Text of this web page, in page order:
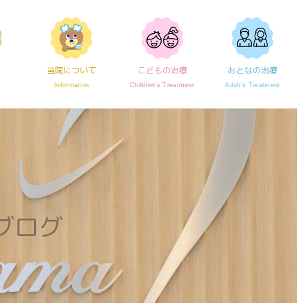
当院について
Information
こどもの治療
Children's Treatment
おとなの治療
Adult's Treatment
ログ